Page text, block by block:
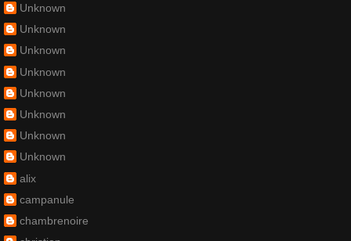
Unknown
Unknown
Unknown
Unknown
Unknown
Unknown
Unknown
Unknown
alix
campanule
chambrenoire